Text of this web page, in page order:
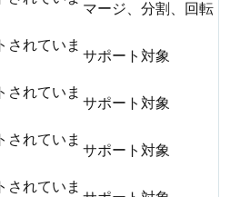
マージ、分割、回転
されていま
サポート対象
されていま
サポート対象
されていま
サポート対象
されていま